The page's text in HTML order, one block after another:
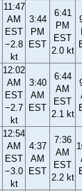
11:47
AM
EST
−2.8
kt
3:44
PM
EST
6:41
PM
EST
2.0 kt
12:02
AM
EST
−2.7
kt
3:40
AM
EST
6:44
AM
EST
2.1 kt
12:54
AM
EST
−3.0
kt
4:37
AM
EST
7:36
AM
EST
2.2 kt